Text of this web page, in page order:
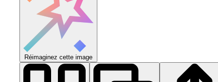
Réimaginez cette image